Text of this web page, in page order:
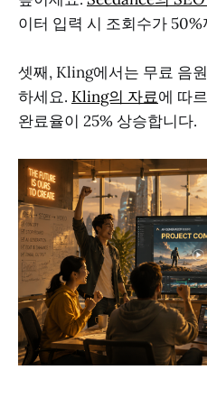
이터 입력 시 조회수가
셋째, Kling에서는 무료 음
하세요. Kling의 자료에 따
완료율이 25% 상승합니다.